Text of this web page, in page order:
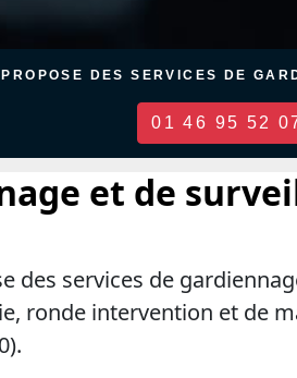
DES SERVICES DE
01 46 95 52
et de
des services de
ronde intervention et de